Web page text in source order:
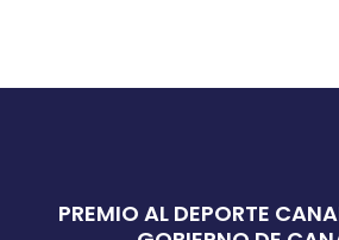
PREMIO AL DEPORTE